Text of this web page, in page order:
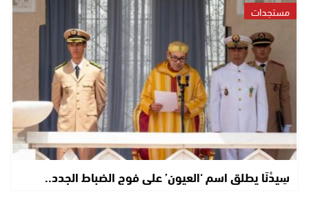
مستجدات
سِيدْنَا يطلق اسم ‘العيون’ على فوج الضباط الجدد..